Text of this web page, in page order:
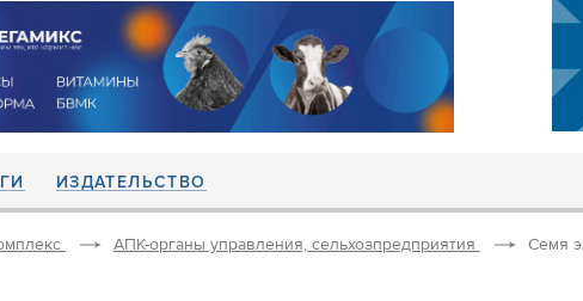
ИЗДАТЕЛЬСТВО
АПК-органы управления, сельхозпредприятия Семя